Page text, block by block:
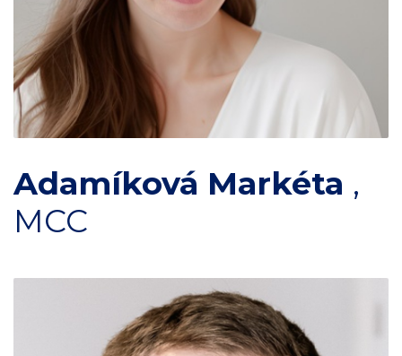
Adamíková Markéta ,
MCC